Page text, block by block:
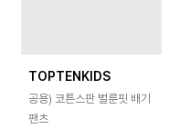
TOPTENKIDS
공용) 코튼스판 벌룬핏 배기
팬츠